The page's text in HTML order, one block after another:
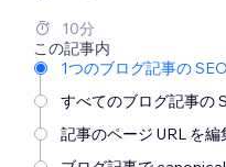
10分
この記事内
1つのブログ記事の
すべてのブログ記事の
記事のページ URL を編